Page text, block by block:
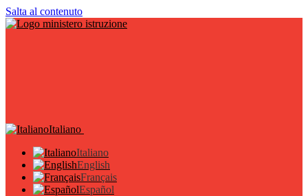
Salta al contenuto
Italiano
Italiano
English
Français
Español